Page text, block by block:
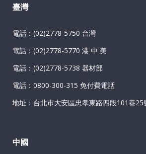
臺灣
電話：(02)2778-5750 台灣
電話：(02)2778-5770 港 中 美
電話：(02)2778-5738 器材部
電話：0800-300-315 免付費電話
地址：台北巿大安區忠孝東路四段101巷25
中國